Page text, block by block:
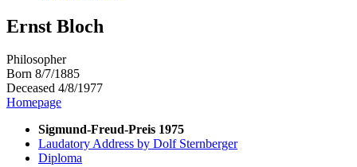
Ernst Bloch
Philosopher
Born 8/7/1885
Deceased 4/8/1977
Homepage
Sigmund-Freud-Preis 1975
Laudatory Address by Dolf Sternberger
Diploma